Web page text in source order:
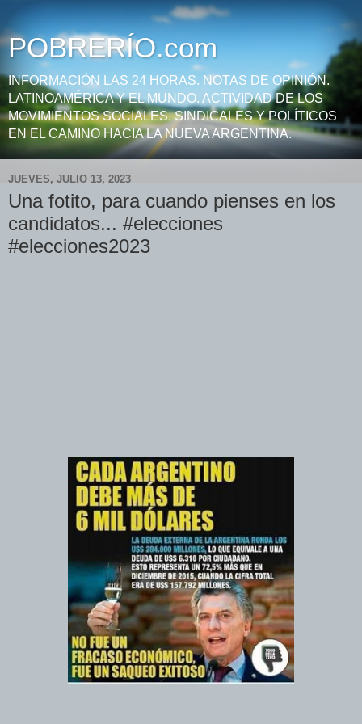
POBRERÍO.com
INFORMACIÓN LAS 24 HORAS. NOTAS DE OPINIÓN.
LATINOAMÉRICA Y EL MUNDO. ACTIVIDAD DE LOS
MOVIMIENTOS SOCIALES, SINDICALES Y POLÍTICOS
EN EL CAMINO HACIA LA NUEVA ARGENTINA.
JUEVES, JULIO 13, 2023
Una fotito, para cuando pienses en los
candidatos... #elecciones
#elecciones2023